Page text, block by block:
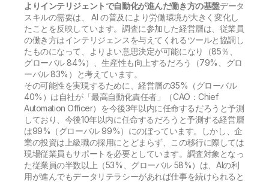
よりインテリジェントで自動化が進んだ働き方の基盤データ
スキルの需要は、 AI の普及により労働環境が大きく変化し
たことを反映しています。調査に参加した経営層は、従業員
の働き方はインテリジェンスを与えてくれるツールと協調し
たものになって、よりよい意思決定が可能になり（85％、
グローバル 84%）、生産性も向上するだろう（79%、グロ
ーバル 83%）と考えています。
その可能性を実現するために、経営層の35%（グローバル
40%）は自社が「最高自動化責任者」（CAO：Chief
Automation Officer）を今後3年以内に任命するだろうと予測
しており、今後10年以内に任命するだろうと予測する経営層
は99%（グローバル 99%）にのぼっています。しかし、企
業の投資は上級職の採用にとどまらず、この移行に際しては
現場従業員もサポートを必要としています。調査対象となっ
た従業員の半数以上（53%、グローバル 58%）は、AIの利
用が進んでもデータリテラシーがあれば仕事を続けられると